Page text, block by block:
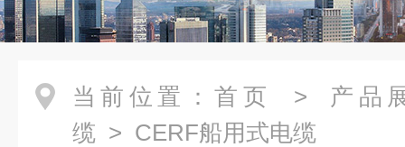
当前位置： 首页 > 产品
缆 > CERF船用式电缆